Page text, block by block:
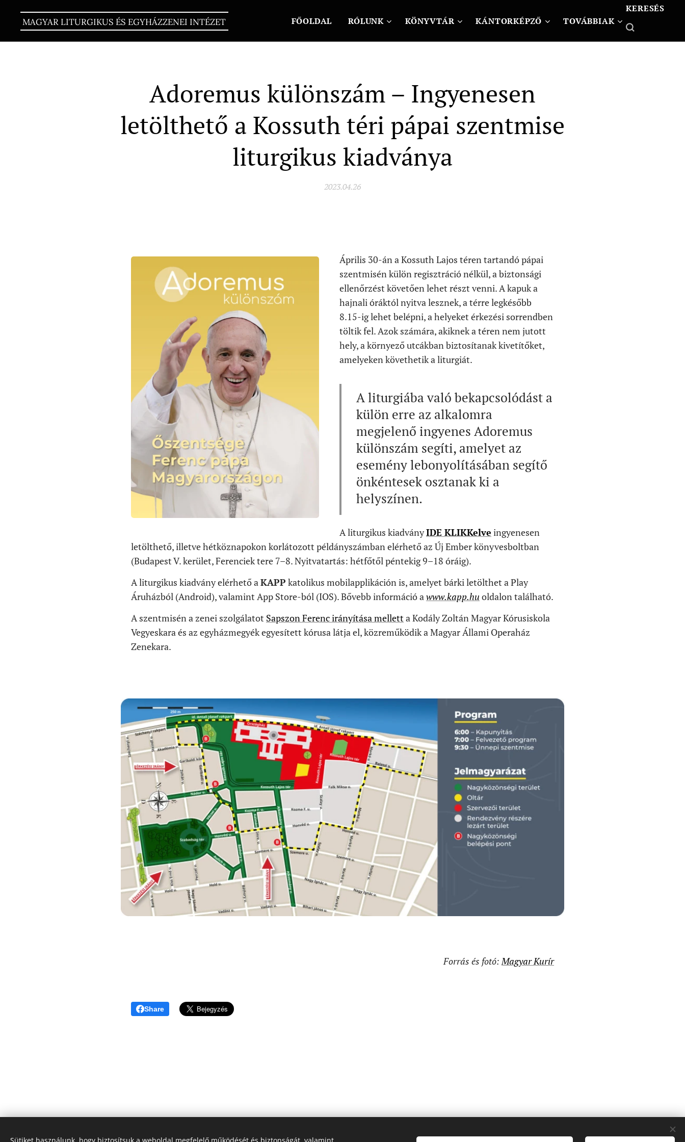
MAGYAR LITURGIKUS ÉS EGYHÁZZENEI INTÉZET FŐOLDAL RÓLUNK KÖNYVTÁR KÁNTORKÉPZŐ TOVÁBBIAK
KERESÉS
Adoremus különszám – Ingyenesen
letölthető a Kossuth téri pápai szentmise
liturgikus kiadványa
2023.04.26
Április 30-án a Kossuth Lajos téren tartandó pápai
szentmisén külön regisztráció nélkül, a biztonsági
ellenőrzést követően lehet részt venni. A kapuk a
hajnali óráktól nyitva lesznek, a térre legkésőbb
8.15-ig lehet belépni, a helyeket érkezési sorrendben
töltik fel. Azok számára, akiknek a téren nem jutott
hely, a környező utcákban biztosítanak kivetítőket,
amelyeken követhetik a liturgiát.
A liturgiába való bekapcsolódást a
külön erre az alkalomra
megjelenő ingyenes Adoremus
különszám segíti, amelyet az
esemény lebonyolításában segítő
önkéntesek osztanak ki a
helyszínen.
A liturgikus kiadványIDE KLIKKelve ingyenesen
letölthető, illetve hétköznapokon korlátozott példányszámban elérhető az Új Ember könyvesboltban
(Budapest V. kerület, Ferenciek tere 7–8. Nyitvatartás: hétfőtől péntekig 9–18 óráig).
A liturgikus kiadvány elérhető aKAPP katolikus mobilapplikáción is, amelyet bárki letölthet a Play
Áruházból (Android), valamint App Store-ból (IOS). Bővebb információ awww.kapp.hu oldalon található.
A szentmisén a zenei szolgálatot Sapszon Ferenc irányítása melletta Kodály Zoltán Magyar Kórusiskola
Vegyeskara és az egyházmegyék egyesített kórusa látja el, közreműködik a Magyar Állami Operaház
Zenekara.
Forrás és fotó:Magyar Kurír
Share
© Magyar Liturgikus és Egyházzenei Intézet, 2012-2025 1068 Budapest, Városligeti fasor 42. IKapcsolatIAdatvédelemIImpresszum Sütik